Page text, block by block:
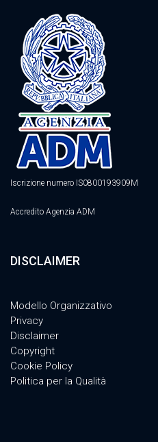
Iscrizione numero IS0800193909M
Accredito Agenzia ADM
DISCLAIMER
Modello Organizzativo
Privacy
Disclaimer
Copyright
Cookie Policy
Politica per la Qualità